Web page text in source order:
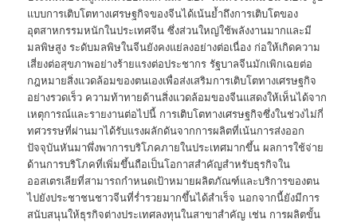
แบบการเติบโตทางเศรษฐกิจของจีนได้เน้นย้ำถึงการเติบโตของ
อุตสาหกรรมหนักในประเทศจีน ซึ่งส่วนใหญ่ใช้พลังงานมากและมี
มลพิษสูง ระดับมลพิษในจีนยังคงแย่ลงอย่างต่อเนื่อง ก่อให้เกิดความ
เสี่ยงต่อสุขภาพอย่างร้ายแรงต่อประชากร รัฐบาลจีนมักเพิกเฉยต่อ
กฎหมายสิ่งแวดล้อมของตนเองเพื่อส่งเสริมการเติบโตทางเศรษฐกิจ
อย่างรวดเร็ว ความท้าทายด้านสิ่งแวดล้อมของจีนแสดงให้เห็นได้จาก
เหตุการณ์และรายงานต่อไปนี้ การเติบโตทางเศรษฐกิจซึ่งในช่วงไม่กี่
ทศวรรษที่ผ่านมาได้รับแรงผลักดันจากการผลิตที่เน้นการส่งออก
ปัจจุบันหันมาพึ่งพาการบริโภคภายในประเทศมากขึ้น ผลการใช้จ่าย
ด้านการบริโภคที่เพิ่มขึ้นถือเป็นโอกาสสำคัญสำหรับธุรกิจใน
ออสเตรเลียที่สามารถกำหนดเป้าหมายผลิตภัณฑ์และบริการของตน
ไปยังประชาชนชาวจีนที่ร่ำรวยมากขึ้นได้สำเร็จ นอกจากนี้ยังมีการ
สนับสนุนให้ธุรกิจต่างประเทศลงทุนในสาขาสำคัญ เช่น การผลิตขั้น